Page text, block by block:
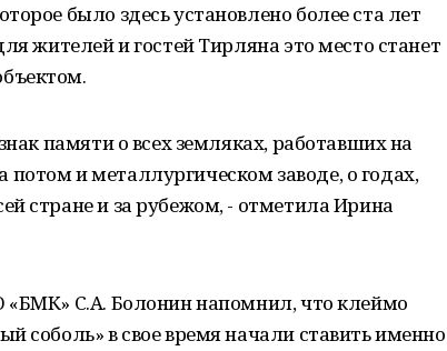
было здесь установлено более ста лет
жителей и гостей Тирляна это место станет
памяти о всех земляках, работавших на
и металлургическом заводе, о годах,
стране и за рубежом, - отметила Ирина
«БМК» С.А. Болонин напомнил, что клеймо
соболь» в свое время начали ставить именно